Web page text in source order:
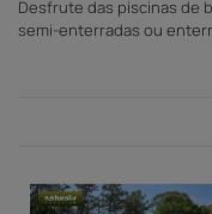
Desfrute das piscinas de
semi-enterradas ou
ao gelo/degelo. Uma